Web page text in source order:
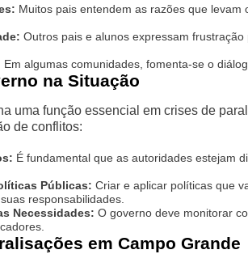
Muitos pais entendem as razões que
Outros pais e alunos expressam
Em algumas comunidades, fomenta-se o
na Situação
uma função essencial em crises de
de conflitos:
É fundamental que as autoridades estejam
Públicas: Criar e aplicar políticas que
responsabilidades.
Necessidades: O governo deve monitorar
em Campo Grande